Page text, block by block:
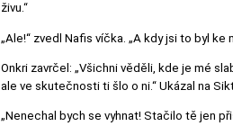
živu.“
„Ale!“ zvedl Nafis víčka. „A kdy jsi to byl ke
Onkri zavrčel: „Všichni věděli, kde je mé
ale ve skutečnosti ti šlo o ni.“ Ukázal na
„Nenechal bych se vyhnat! Stačilo tě jen